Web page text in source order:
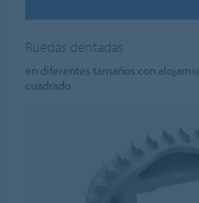
Ruedas dentadas
en diferentes tamaños con
cuadrado